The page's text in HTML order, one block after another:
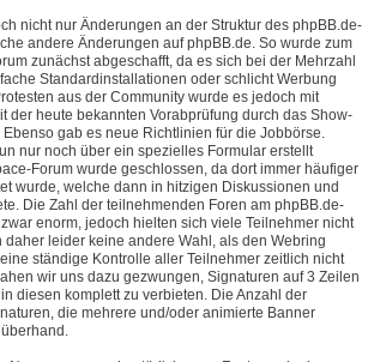
nicht nur Änderungen an der Struktur des phpBB.de-
andere Änderungen auf phpBB.de. So wurde zum
zunächst abgeschafft, da es sich bei der Mehrzahl
Standardinstallationen oder schlicht Werbung
aus der Community wurde es jedoch mit
der heute bekannten Vorabprüfung durch das Show-
Ebenso gab es neue Richtlinien für die Jobbörse.
nur noch über ein spezielles Formular erstellt
Forum wurde geschlossen, da dort immer häufiger
wurde, welche dann in hitzigen Diskussionen und
Die Zahl der teilnehmenden Foren am phpBB.de-
enorm, jedoch hielten sich viele Teilnehmer nicht
daher leider keine andere Wahl, als den Webring
ständige Kontrolle aller Teilnehmer zeitlich nicht
wir uns dazu gezwungen, Signaturen auf 3 Zeilen
diesen komplett zu verbieten. Die Anzahl der
die mehrere und/oder animierte Banner